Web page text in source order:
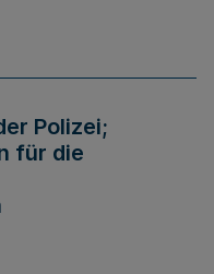
Polizei;
für die